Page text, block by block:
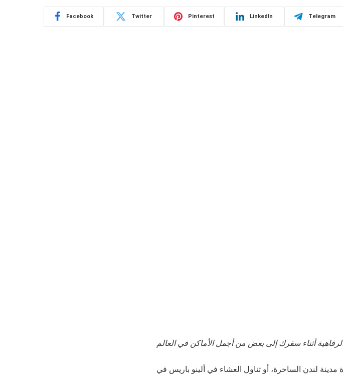
Facebook Twitter Pinterest LinkedIn Telegram
أثناء سفرك إلى بعض من أجمل الأماكن في العالم
مدينة لندن الساحرة، أو تناول العشاء في ألينو باريس في